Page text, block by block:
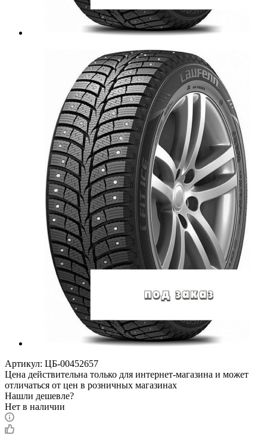
Артикул: ЦБ-00452657
Цена действительна только для интернет-магазина и может
отличаться от цен в розничных магазинах
Нашли дешевле?
Нет в наличии